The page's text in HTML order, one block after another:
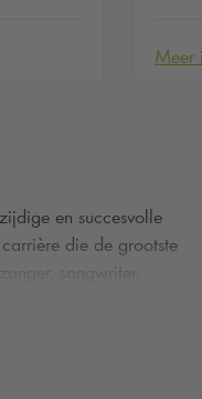
Meer
en succesvolle
die de grootste
songwriter,
om zijn